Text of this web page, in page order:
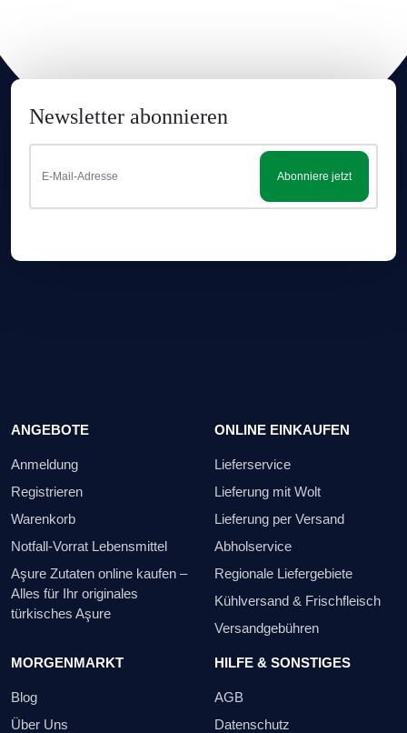
Newsletter abonnieren
Abonniere jetzt
ANGEBOTE
Anmeldung
Registrieren
Warenkorb
Notfall-Vorrat Lebensmittel
Aşure Zutaten online kaufen –
Alles für Ihr originales
türkisches Aşure
ONLINE EINKAUFEN
Lieferservice
Lieferung mit Wolt
Lieferung per Versand
Abholservice
Regionale Liefergebiete
Kühlversand & Frischfleisch
Versandgebühren
MORGENMARKT
Blog
Über Uns
HILFE & SONSTIGES
AGB
Datenschutz